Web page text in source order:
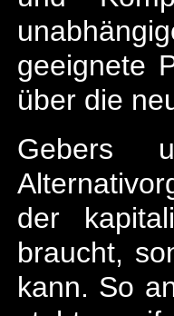
geeignete
über die
Gebers
der
braucht,
kann. So